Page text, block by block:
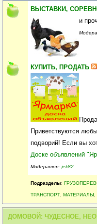
ВЫСТАВКИ,
и
КУПИТЬ, ПРОДАТЬ
Приветствуются
подворий! Если вы
Доске объявлений
Модератор: jek82
Подразделы:
ТРАНСПОРТ, МАТЕРИАЛЫ ,
ДОМОВОЙ: ЧУДЕСНОЕ,